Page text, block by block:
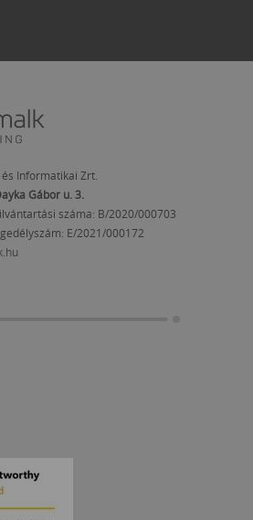
Informatikai Zrt.
Gábor u. 3.
száma: B/2020/000703
E/2021/000172